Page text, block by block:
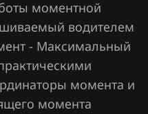
моментной
водителем
- Максимальный
момента и
момента